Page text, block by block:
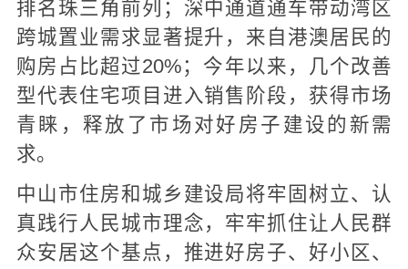
排名珠三角前列；深中通道通车带动湾区
跨城置业需求显著提升，来自港澳居民的
购房占比超过20%；今年以来，几个改善
型代表住宅项目进入销售阶段，获得市场
青睐，释放了市场对好房子建设的新需
求。
中山市住房和城乡建设局将牢固树立、认
真践行人民城市理念，牢牢抓住让人民群
众安居这个基点，推进好房子、好小区、